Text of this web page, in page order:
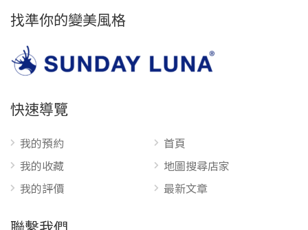
找準你的變美風格
快速導覽
我的預約
我的收藏
我的評價
首頁
地圖搜尋店家
最新文章